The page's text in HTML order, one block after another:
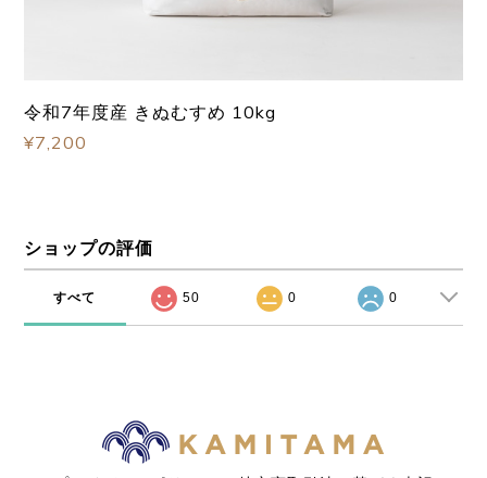
令和7年度産 きぬむすめ 10kg
¥7,200
ショップの評価
すべて 50 0 0